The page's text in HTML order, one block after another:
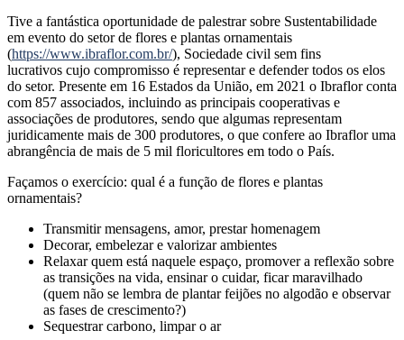
Tive a fantástica oportunidade de palestrar sobre Sustentabilidade
em evento do setor de flores e plantas ornamentais
(https://www.ibraflor.com.br/), Sociedade civil sem fins
lucrativos cujo compromisso é representar e defender todos os elos
do setor. Presente em 16 Estados da União, em 2021 o Ibraflor conta
com 857 associados, incluindo as principais cooperativas e
associações de produtores, sendo que algumas representam
juridicamente mais de 300 produtores, o que confere ao Ibraflor uma
abrangência de mais de 5 mil floricultores em todo o País.
Façamos o exercício: qual é a função de flores e plantas
ornamentais?
Transmitir mensagens, amor, prestar homenagem
Decorar, embelezar e valorizar ambientes
Relaxar quem está naquele espaço, promover a reflexão sobre
as transições na vida, ensinar o cuidar, ficar maravilhado
(quem não se lembra de plantar feijões no algodão e observar
as fases de crescimento?)
Sequestrar carbono, limpar o ar